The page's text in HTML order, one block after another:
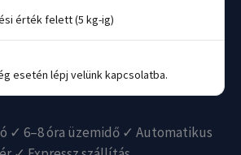
érték felett (5 kg-ig)
esetén lépj velünk kapcsolatba.
✓ 6–8 óra üzemidő ✓ Automatikus